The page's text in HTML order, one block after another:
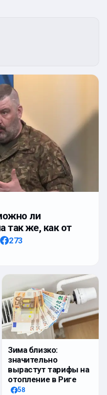
ли
так же, как от
273
Зима близко:
значительно
вырастут тарифы на
отопление в Риге
58